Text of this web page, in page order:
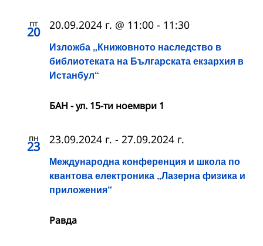
пт
20
Изложба „Книжовното наследство в
библиотеката на Българската екзархия в
Истанбул“
20.09.2024 г. @ 11:00 - 11:30
БАН - ул. 15-ти ноември 1
пн
23
Международна конференция и школа по
квантова електроника „Лазерна физика и
приложения“
23.09.2024 г. - 27.09.2024 г.
Равда